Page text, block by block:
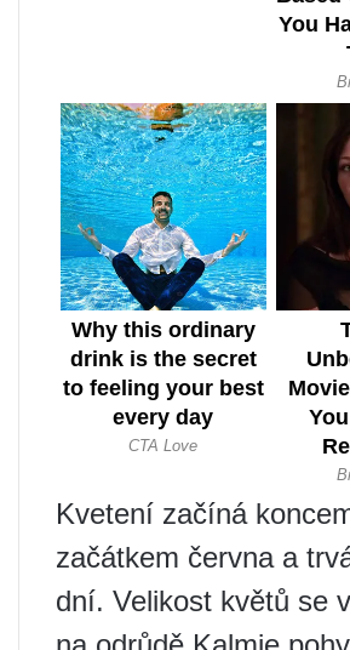
Kvetení začíná
začátkem června a
dní. Velikost květů se